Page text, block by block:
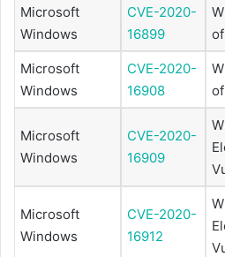
Microsoft
Windows
CVE-2020-
16899
Microsoft
Windows
CVE-2020-
16908
Microsoft
Windows
CVE-2020-
16909
Microsoft
Windows
CVE-2020-
16912